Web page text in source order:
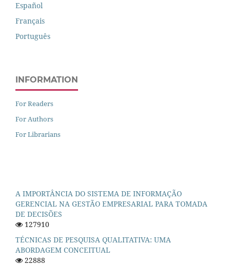
Español
Français
Português
INFORMATION
For Readers
For Authors
For Librarians
A IMPORTÂNCIA DO SISTEMA DE INFORMAÇÃO
GERENCIAL NA GESTÃO EMPRESARIAL PARA TOMADA
DE DECISÕES
127910
TÉCNICAS DE PESQUISA QUALITATIVA: UMA
ABORDAGEM CONCEITUAL
22888